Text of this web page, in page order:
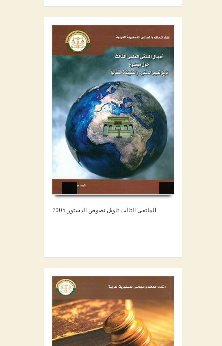
الملتقى الثالث تاويل نصوص الدستور 2005